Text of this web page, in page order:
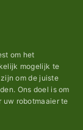
om het
mogelijk te
om de juiste
Ons doel is om
uw robotmaaier te